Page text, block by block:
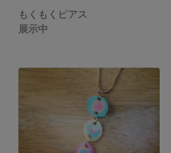
もくもくピアス
展示中